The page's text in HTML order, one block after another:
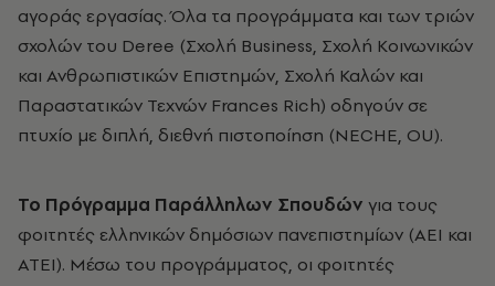
αγοράς εργασίας. Όλα τα προγράμματα και των τριών
σχολών του Deree (Σχολή Business, Σχολή Κοινωνικών
και Ανθρωπιστικών Επιστημών, Σχολή Καλών και
Παραστατικών Τεχνών Frances Rich) οδηγούν σε
πτυχίο με διπλή, διεθνή πιστοποίηση (NECHE, OU).
Το Πρόγραμμα Παράλληλων Σπουδών για τους
φοιτητές ελληνικών δημόσιων πανεπιστημίων (ΑΕΙ και
ΑΤΕΙ). Μέσω του προγράμματος, οι φοιτητές